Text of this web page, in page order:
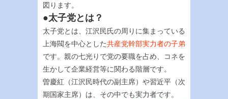
図ります。
●太子党とは？
太子党とは、江沢民氏の周りに集まっている
上海閥を中心とした共産党幹部実力者の子弟
です。親の七光りで党の要職を占め、コネを
生かして企業経営等に関わる階層です。
曽慶紅（江沢民時代の副主席）や習近平（次
期国家主席）は、その中でも実力者です。